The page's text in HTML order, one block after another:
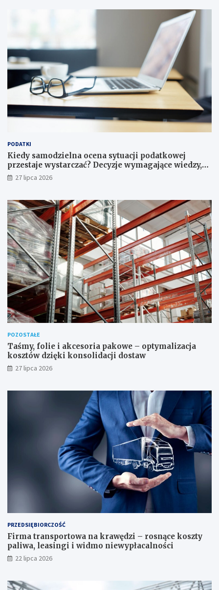
PODATKI
Kiedy samodzielna ocena sytuacji podatkowej
przestaje wystarczać? Decyzje wymagające wiedzy,
której nie zastąpi internet
27 lipca 2026
POZOSTAŁE
Taśmy, folie i akcesoria pakowe – optymalizacja
kosztów dzięki konsolidacji dostaw
27 lipca 2026
PRZEDSIĘBIORCZOŚĆ
Firma transportowa na krawędzi – rosnące koszty
paliwa, leasingi i widmo niewypłacalności
22 lipca 2026